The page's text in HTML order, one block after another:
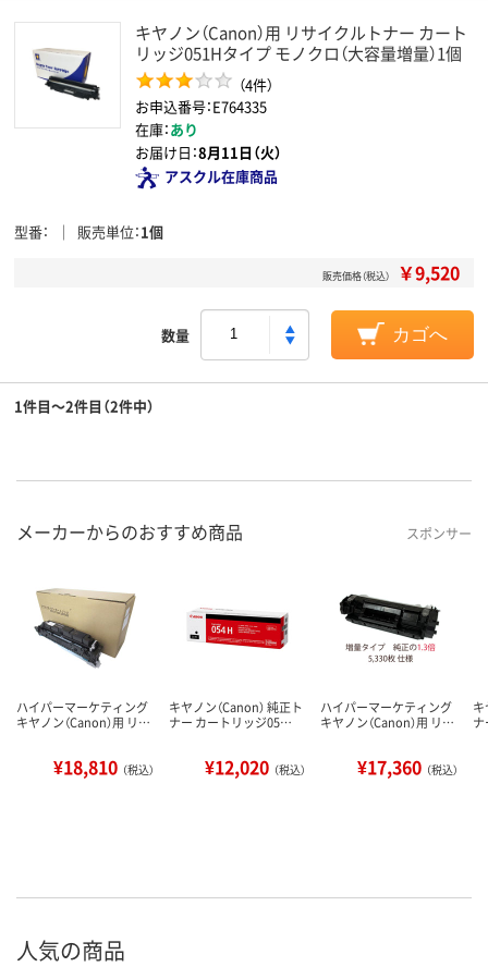
キヤノン（Canon）用 リサイクルトナー カート
リッジ051Hタイプ モノクロ（大容量増量）1個
（4件）
お申込番号：E764335
在庫：あり
お届け日：8月11日（火）
アスクル在庫商品
型番 販売単位 1個
販売価格（税込） ￥9,520
数量 カゴへ
1件目～2件目（2件中）
メーカーからのおすすめ商品 スポンサー
ハイパーマーケティング
キヤノン（Canon）用 リ…
¥18,810 （税込）
キヤノン（Canon） 純正ト
ナー カートリッジ05…
¥12,020 （税込）
ハイパーマーケティング
キヤノン（Canon）用 リ…
¥17,360 （税込）
キ
人気の商品